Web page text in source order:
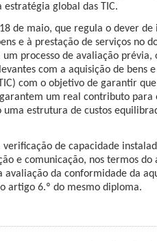
global das TIC.
de maio, que regula o dever
e à prestação de serviços no
processo de avaliação
com a aquisição de bens
com o objetivo de garantir
um real contributo para
estrutura de custos
de capacidade
e comunicação, nos termos do
avaliação da conformidade da
artigo 6.º do mesmo diploma.